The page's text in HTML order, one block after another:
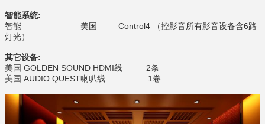
智能系统:
智能 美国 Control4 （控影音所有影音设备含6路
灯光）
其它设备:
美国 GOLDEN SOUND HDMI线 2条
美国 AUDIO QUEST喇叭线 1卷